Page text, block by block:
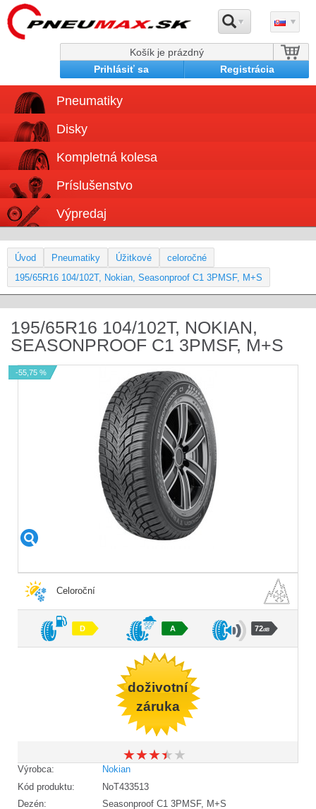
Košík je prázdný
Prihlásiť sa
Registrácia
Pneumatiky
Disky
Kompletná kolesa
Príslušenstvo
Výpredaj
Úvod Pneumatiky Úžitkové
celoročné
195/65R16 104/102T, Nokian, Seasonproof C1 3PMSF, M+S
195/65R16 104/102T, NOKIAN,
SEASONPROOF C1 3PMSF, M+S
-55,75 %
Celoroční
D A 72dB
doživotní
záruka
★★★★★
★★★★★
Výrobca:
Nokian
Kód produktu:
NoT433513
Dezén:
Seasonproof C1 3PMSF, M+S